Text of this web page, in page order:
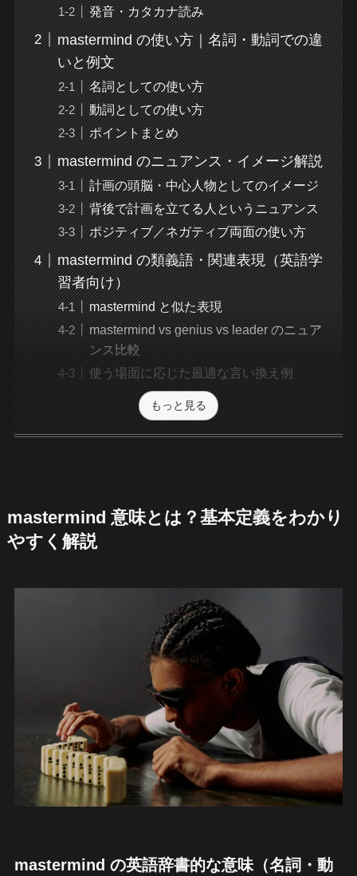
発音・カタカナ読み
mastermind の使い方｜名詞・動詞での違
いと例文
名詞としての使い方
動詞としての使い方
ポイントまとめ
mastermind のニュアンス・イメージ解説
計画の頭脳・中心人物としてのイメージ
背後で計画を立てる人というニュアンス
ポジティブ／ネガティブ両面の使い方
mastermind の類義語・関連表現（英語学
習者向け）
mastermind と似た表現
mastermind vs genius vs leader のニュア
ンス比較
使う場面に応じた最適な言い換え例
もっと見る
mastermind 意味とは？基本定義をわかり
やすく解説
mastermind の英語辞書的な意味（名詞・動